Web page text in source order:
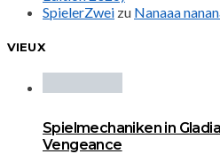
SpielerZwei zu Nanaaa
VIEUX
Spielmechaniken in
Vengeance